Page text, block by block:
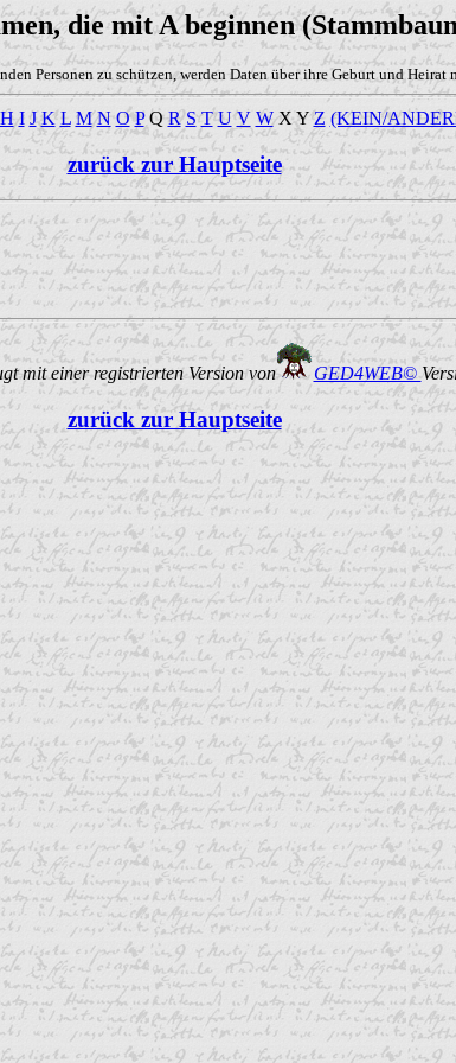
die mit A beginnen
Personen zu schützen, werden Daten über ihre Geburt und Heirat
H I J K L M N O PQR S T U V WX YZ (KEIN/
zurück zur Hauptseite
mit einer registrierten Version von GED4WEB©
zurück zur Hauptseite